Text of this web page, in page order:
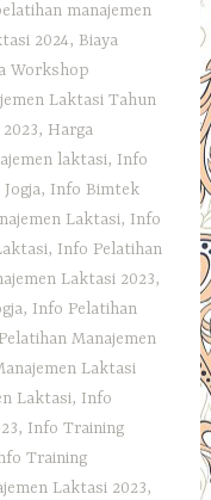
manajemen
2024, Biaya
Workshop
Laktasi Tahun
, Harga
laktasi, Info
, Info Bimtek
Laktasi, Info
, Info Pelatihan
Laktasi 2023,
, Info Pelatihan
Manajemen
Laktasi
Laktasi, Info
, Info Training
Training
Laktasi 2023,